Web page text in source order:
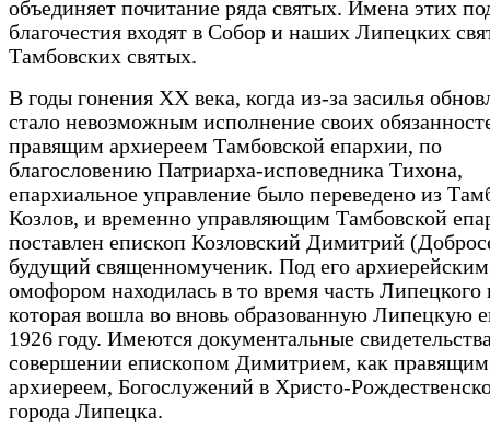
объединяет почитание ряда святых. Имена этих
благочестия входят в Собор и наших Липецких
Тамбовских святых.
В годы гонения ХХ века, когда из-за засилья
стало невозможным исполнение своих
правящим архиереем Тамбовской епархии, по
благословению Патриарха-исповедника Тихона,
епархиальное управление было переведено из
Козлов, и временно управляющим Тамбовской
поставлен епископ Козловский Димитрий
будущий священномученик. Под его архиерейским
омофором находилась в то время часть Липецкого
которая вошла во вновь образованную Липецкую
1926 году. Имеются документальные
совершении епископом Димитрием, как правящим
архиереем, Богослужений в Христо-
города Липецка.